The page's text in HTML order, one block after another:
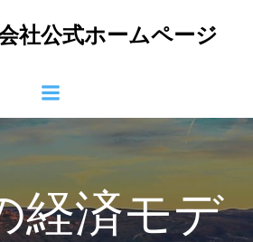
ン
ツ
へ
プ
社公式ホームページ
経済モデ